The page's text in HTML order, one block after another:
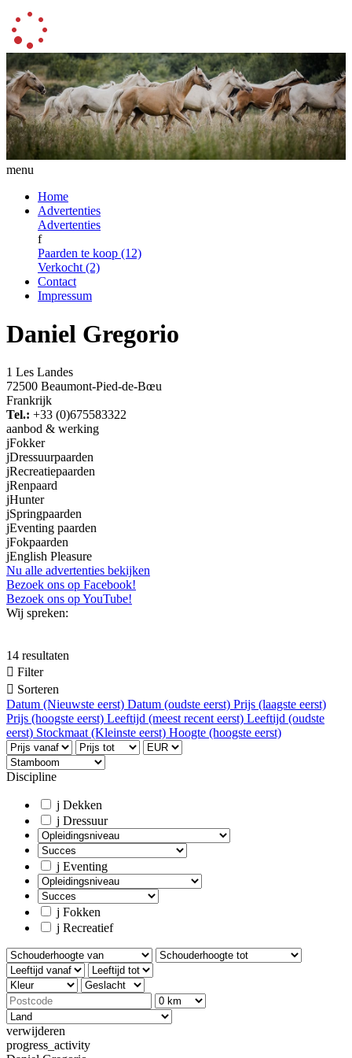
menu
Home
Advertenties
Advertenties
f
Paarden te koop (12)
Verkocht (2)
Contact
Impressum
Daniel Gregorio
1 Les Landes
72500 Beaumont-Pied-de-Bœu
Frankrijk
Tel.: +33 (0)675583322
aanbod & werking
jFokker
jDressuurpaarden
jRecreatiepaarden
jRenpaard
jHunter
jSpringpaarden
jEventing paarden
jFokpaarden
jEnglish Pleasure
Nu alle advertenties bekijken
Bezoek ons op Facebook!
Bezoek ons op YouTube!
Wij spreken:
14 resultaten
 Filter
 Sorteren
Datum (Nieuwste eerst) Datum (oudste eerst) Prijs (laagste eerst)
Prijs (hoogste eerst) Leeftijd (meest recent eerst) Leeftijd (oudste
eerst) Stockmaat (Kleinste eerst) Hoogte (hoogste eerst)
Discipline
j Dekken
j Dressuur
j Eventing
j Fokken
j Recreatief
verwijderen
progress_activity